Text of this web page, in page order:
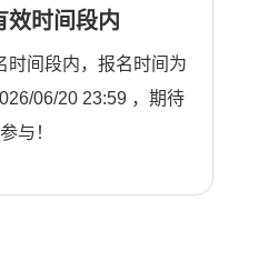
效时间段内
时间段内，报名时间为
06/20 23:59 ，期待
与！